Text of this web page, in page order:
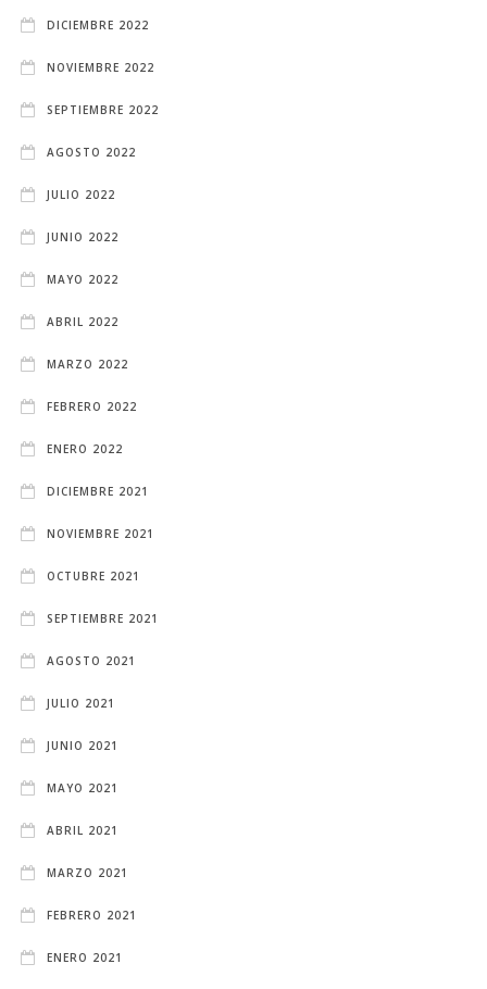
DICIEMBRE 2022
NOVIEMBRE 2022
SEPTIEMBRE 2022
AGOSTO 2022
JULIO 2022
JUNIO 2022
MAYO 2022
ABRIL 2022
MARZO 2022
FEBRERO 2022
ENERO 2022
DICIEMBRE 2021
NOVIEMBRE 2021
OCTUBRE 2021
SEPTIEMBRE 2021
AGOSTO 2021
JULIO 2021
JUNIO 2021
MAYO 2021
ABRIL 2021
MARZO 2021
FEBRERO 2021
ENERO 2021